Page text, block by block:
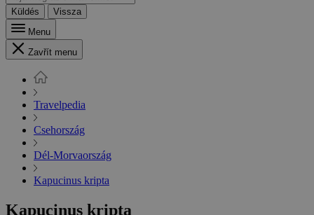
Küldés
Vissza
Menu
Zavřít menu
Travelpedia
Csehország
Dél-Morvaország
Kapucinus kripta
Kapucinus kripta